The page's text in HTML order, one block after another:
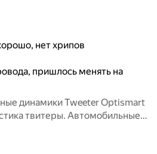
нет хрипов
пришлось менять на
динамики Tweeter Optismart
твитеры. Автомобильные
для авто твиттеры.